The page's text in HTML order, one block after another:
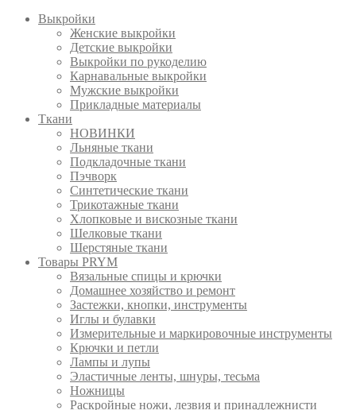
Выкройки
Женские выкройки
Детские выкройки
Выкройки по рукоделию
Карнавальные выкройки
Мужские выкройки
Прикладные материалы
Ткани
НОВИНКИ
Льняные ткани
Подкладочные ткани
Пэчворк
Синтетические ткани
Трикотажные ткани
Хлопковые и вискозные ткани
Шелковые ткани
Шерстяные ткани
Товары PRYM
Вязальные спицы и крючки
Домашнее хозяйство и ремонт
Застежки, кнопки, инструменты
Иглы и булавки
Измерительные и маркировочные инструменты
Крючки и петли
Лампы и лупы
Эластичные ленты, шнуры, тесьма
Ножницы
Раскройные ножи, лезвия и принадлежнисти